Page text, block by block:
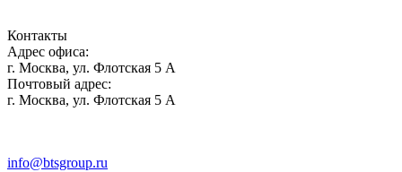
Контакты
Адрес офиса:
г. Москва, ул. Флотская 5 А
Почтовый адрес:
г. Москва, ул. Флотская 5 А
info@btsgroup.ru